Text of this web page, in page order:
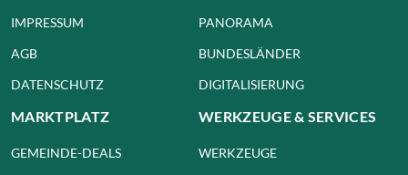
IMPRESSUM
AGB
DATENSCHUTZ
PANORAMA
BUNDESLÄNDER
DIGITALISIERUNG
MARKTPLATZ
GEMEINDE-DEALS
WERKZEUGE & SERVICES
WERKZEUGE